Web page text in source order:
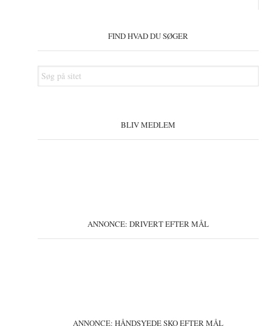
FIND HVAD DU SØGER
Søg
på
BLIV MEDLEM
ANNONCE: DRIVERT EFTER MÅL
ANNONCE: HÅNDSYEDE SKO EFTER MÅL